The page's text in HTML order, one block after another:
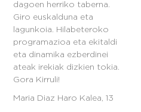
dagoen herriko taberna.
Giro euskalduna eta
lagunkoia. Hilabeteroko
programazioa eta ekitaldi
eta dinamika ezberdinei
ateak irekiak dizkien tokia.
Gora Kirruli!
Maria Diaz Haro Kalea, 13